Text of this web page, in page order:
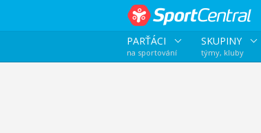
PARŤÁCI
na sportování
SKUPINY
týmy, kluby